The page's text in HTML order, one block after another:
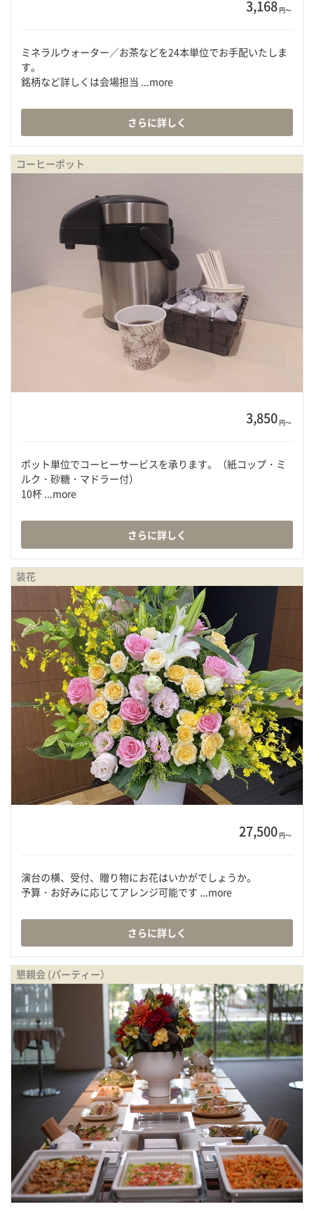
3,168円〜
ミネラルウォーター／お茶などを24本単位でお手配いたしま
す。
銘柄など詳しくは会場担当 ...more
さらに詳しく
コーヒーポット
3,850円〜
ポット単位でコーヒーサービスを承ります。（紙コップ・ミ
ルク・砂糖・マドラー付）
10杯 ...more
さらに詳しく
装花
27,500円〜
演台の横、受付、贈り物にお花はいかがでしょうか。
予算・お好みに応じてアレンジ可能です ...more
さらに詳しく
懇親会 (パーティー）